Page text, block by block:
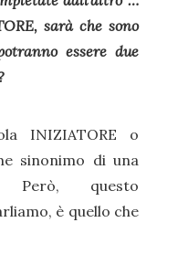
sarà che sono
essere due
INIZIATORE o
sinonimo di una
Però, questo
è quello che